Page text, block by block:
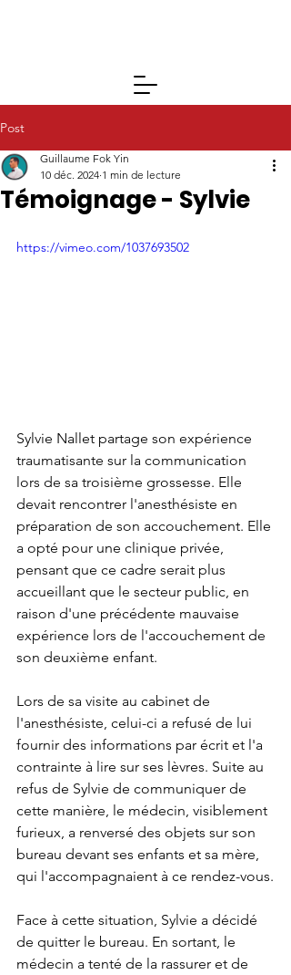
Post
Témoignage - Sylvie
Guillaume Fok Yin
10 déc. 2024 1 min de lecture
https://vimeo.com/1037693502
Sylvie Nallet partage son expérience
traumatisante sur la communication
lors de sa troisième grossesse. Elle
devait rencontrer l'anesthésiste en
préparation de son accouchement. Elle
a opté pour une clinique privée,
pensant que ce cadre serait plus
accueillant que le secteur public, en
raison d'une précédente mauvaise
expérience lors de l'accouchement de
son deuxième enfant.
Lors de sa visite au cabinet de
l'anesthésiste, celui-ci a refusé de lui
fournir des informations par écrit et l'a
contrainte à lire sur ses lèvres. Suite au
refus de Sylvie de communiquer de
cette manière, le médecin, visiblement
furieux, a renversé des objets sur son
bureau devant ses enfants et sa mère,
qui l'accompagnaient à ce rendez-vous.
Face à cette situation, Sylvie a décidé
de quitter le bureau. En sortant, le
médecin a tenté de la rassurer et de